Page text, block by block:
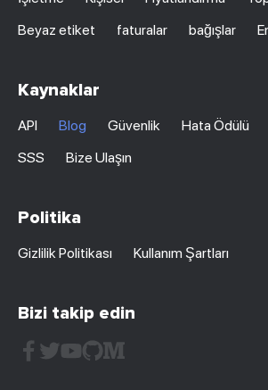
Beyaz etiket
faturalar bağışlar
Kaynaklar
API Blog Güvenlik Hata Ödülü
SSS
Bize Ulaşın
Politika
Gizlilik Politikası Kullanım Şartları
Bizi takip edin